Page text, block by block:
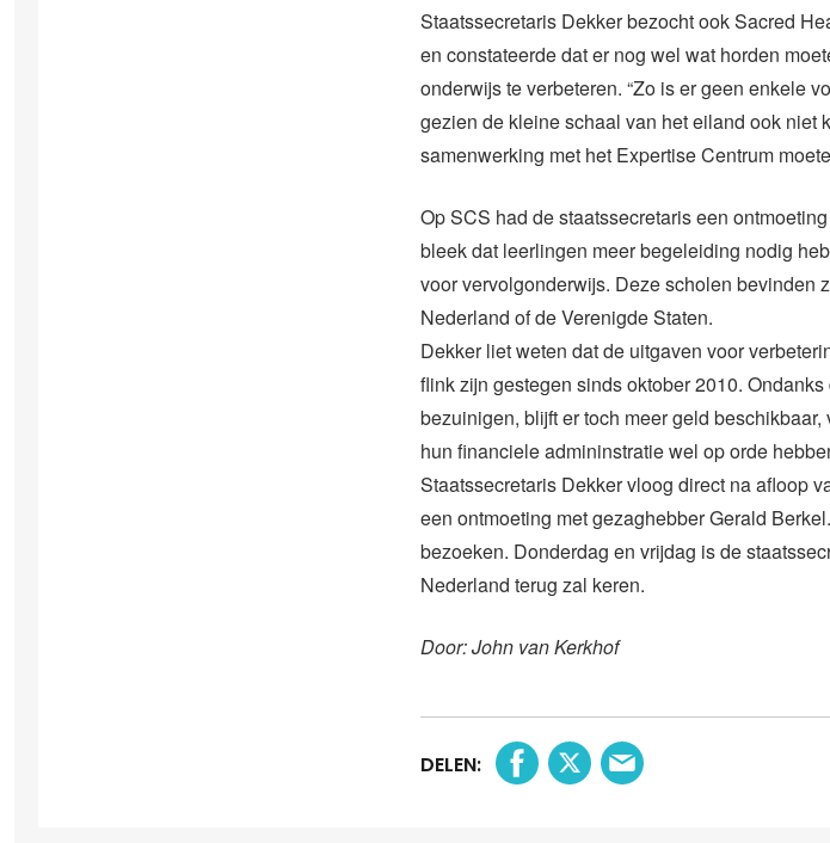
Staatssecretaris Dekker bezocht ook Sacred
en constateerde dat er nog wel wat horden
onderwijs te verbeteren. “Zo is er geen enkele
gezien de kleine schaal van het eiland ook niet
samenwerking met het Expertise Centrum
Op SCS had de staatssecretaris een
bleek dat leerlingen meer begeleiding nodig
voor vervolgonderwijs. Deze scholen bevinden
Nederland of de Verenigde Staten.
Dekker liet weten dat de uitgaven voor
flink zijn gestegen sinds oktober 2010.
bezuinigen, blijft er toch meer geld
hun financiele admininstratie wel op orde
Staatssecretaris Dekker vloog direct na afloop
een ontmoeting met gezaghebber Gerald
bezoeken. Donderdag en vrijdag is de
Nederland terug zal keren.
Door: John van Kerkhof
DELEN: